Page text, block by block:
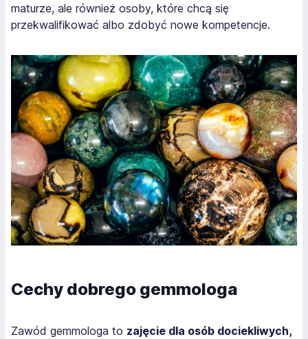
maturze, ale również osoby, które chcą się
przekwalifikować albo zdobyć nowe kompetencje.
Cechy dobrego gemmologa
Zawód gemmologa to zajęcie dla osób dociekliwych,